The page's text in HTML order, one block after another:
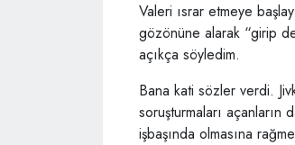
Valeri ısrar etmeye
gözönüne alarak “girip
açıkça söyledim.
Bana kati sözler verdi.
soruşturmaları açanların
işbaşında olmasına